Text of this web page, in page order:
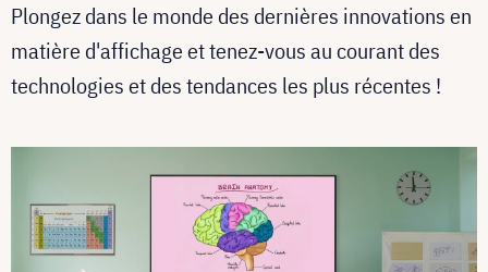
Plongez dans le monde des dernières innovations en
matière d'affichage et tenez-vous au courant des
technologies et des tendances les plus récentes !